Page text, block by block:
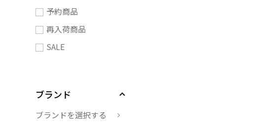
予約商品
再入荷商品
SALE
ブランド
ブランドを選択する